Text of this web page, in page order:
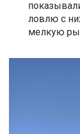
ловлю с
мелкую